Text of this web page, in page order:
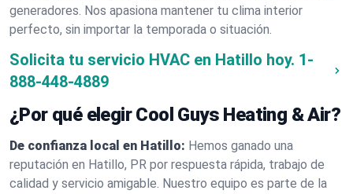
generadores. Nos apasiona mantener tu clima interior
perfecto, sin importar la temporada o situación.
Solicita tu servicio HVAC en Hatillo hoy. 1-
888-448-4889
¿Por qué elegir Cool Guys Heating & Air?
De confianza local en Hatillo: Hemos ganado una
reputación en Hatillo, PR por respuesta rápida, trabajo de
calidad y servicio amigable. Nuestro equipo es parte de la